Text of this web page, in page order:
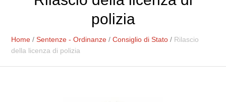
polizia
Home /Sentenze - Ordinanze /Consiglio di Stato / Rilascio
della licenza di polizia